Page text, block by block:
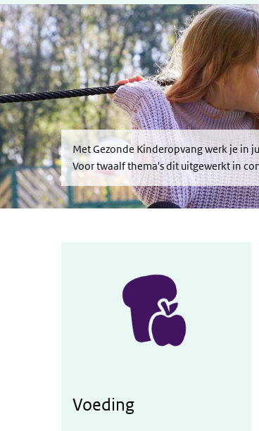
Met Gezonde Kinderopvang werk je in
Voor twaalf thema's dit uitgewerkt in
Werken aan gezonde voeding
Voeding